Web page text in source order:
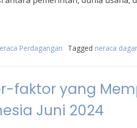
Perdagangan Tagged neraca
faktor yang
Juni 2024